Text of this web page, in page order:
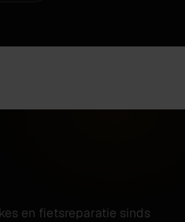
en fietsreparatie sinds